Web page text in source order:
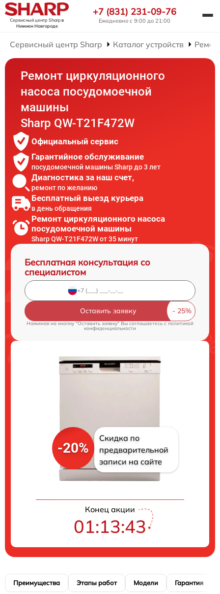
Сервисный центр Sharpв
Нижнем Новгороде
+7 (831) 231-09-76
Ежедневно с 9:00 до 21:00
Сервисный центр Sharp Каталог устройств
Ремонт циркуляционного
насоса посудомоечной
машины
Sharp QW-T21F472W
Официальный сервис
Гарантийное обслуживание
посудомоечной машины Sharp до 3 лет
Диагностика за наш счет,
ремонт по желанию
Бесплатный выезд курьера
в день обращения
Ремонт циркуляционного насоса
посудомоечной машины
Sharp QW-T21F472W от 35 минут
Бесплатная консультация со
специалистом
Оставить заявку
Нажимая на кнопку "Оставить заявку" Вы соглашаетесь cполитикой
конфиденциальности
-20%
Скидка по
предварительной
записи на сайте
Конец акции
01:13:42
Преимущества Этапы работ Модели Гарантия